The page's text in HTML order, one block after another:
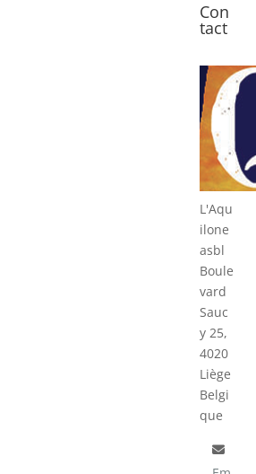
Con
tact
L'Aqu
ilone
asbl
Boule
vard
Sauc
y 25,
4020
Liège
Belgi
que